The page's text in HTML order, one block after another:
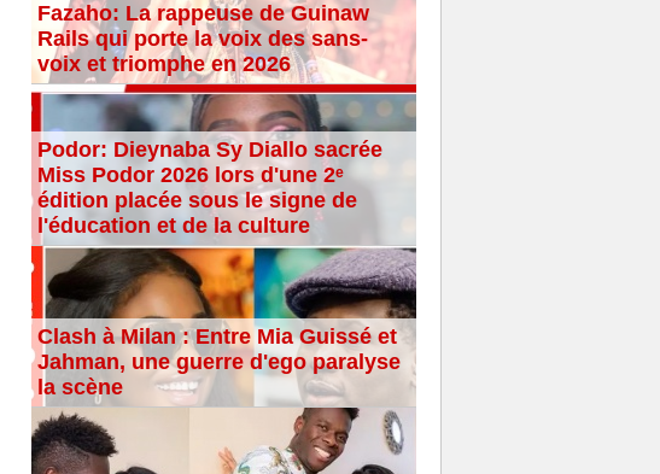
Fazaho: La rappeuse de Guinaw
Rails qui porte la voix des sans-
voix et triomphe en 2026
Podor: Dieynaba Sy Diallo sacrée
Miss Podor 2026 lors d'une 2ᵉ
édition placée sous le signe de
l'éducation et de la culture
Clash à Milan : Entre Mia Guissé et
Jahman, une guerre d'ego paralyse
la scène